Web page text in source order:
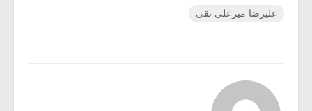
علیرضا میرعلی نقی